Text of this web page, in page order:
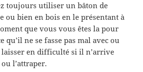
toujours utiliser un bâton de
ou bien en bois en le présentant à
que vous vous êtes la pour
ne se fasse pas mal avec ou
laisser en difficulté si il n’arrive
l’attraper.